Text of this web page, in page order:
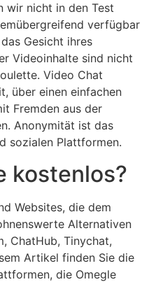
wir nicht in den Test
verfügbar
Gesicht ihres
Videoinhalte sind nicht
Video Chat
über einen einfachen
Fremden aus der
Anonymität ist das
sozialen Plattformen.
kostenlos?
Websites, die dem
Alternativen
ChatHub, Tinychat,
Artikel finden Sie die
die Omegle